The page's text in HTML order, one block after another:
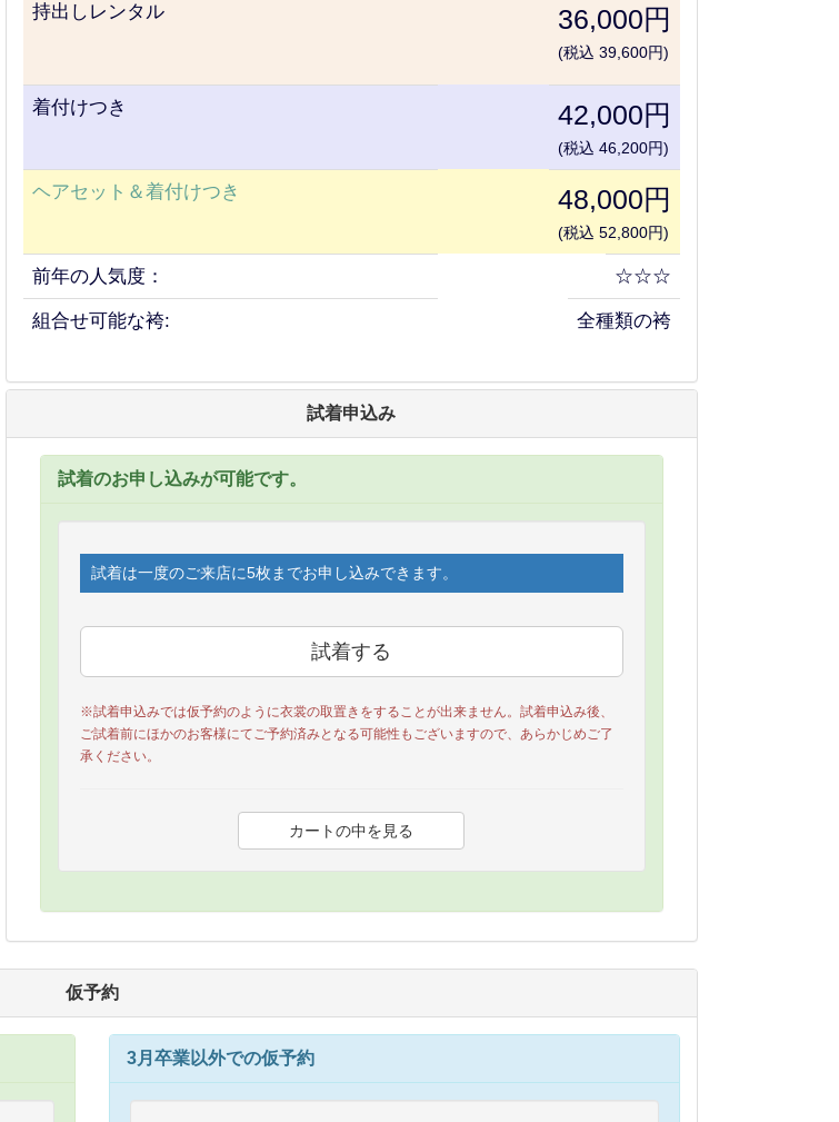
持出しレンタル 36,000円
(税込 39,600円)
着付けつき 42,000円
(税込 46,200円)
ヘアセット＆着付けつき 48,000円
(税込 52,800円)
前年の人気度： ☆☆☆
組合せ可能な袴: 全種類の袴
試着申込み
試着のお申し込みが可能です。
試着は一度のご来店に5枚までお申し込みできます。
※試着申込みでは仮予約のように衣裳の取置きをすることが出来ません。試着申込み後、
ご試着前にほかのお客様にてご予約済みとなる可能性もございますので、あらかじめご了
承ください。
仮予約
3月卒業以外での仮予約